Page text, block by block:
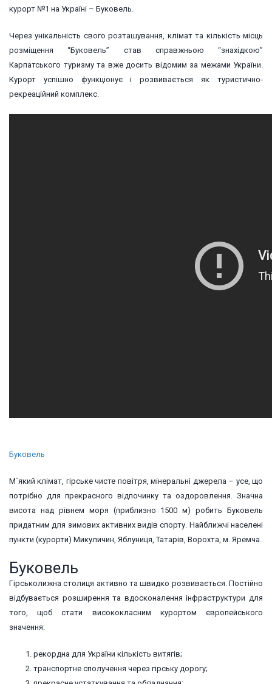
курорт №1 на Україні – Буковель.
Через унікальність свого розташування, клімат та кількість місць
розміщення “Буковель” став справжньою “знахідкою”
Карпатського туризму та вже досить відомим за межами України.
Курорт успішно функціонує і розвивається як туристично-
рекреаційний комплекс.
Буковель
М`який клімат, гірське чисте повітря, мінеральні джерела – усе, що
потрібно для прекрасного відпочинку та оздоровлення. Значна
висота над рівнем моря (приблизно 1500 м) робить Буковель
придатним для зимових активних видів спорту. Найближчі населені
пункти (курорти) Микуличин, Яблуниця, Татарів, Ворохта, м. Яремча.
Буковель
Гірськолижна столиця активно та швидко розвивається. Постійно
відбувається розширення та вдосконалення інфраструктури для
того, щоб стати висококласним курортом європейського
значення:
рекордна для України кількість витягів;
транспортне сполучення через гірську дорогу;